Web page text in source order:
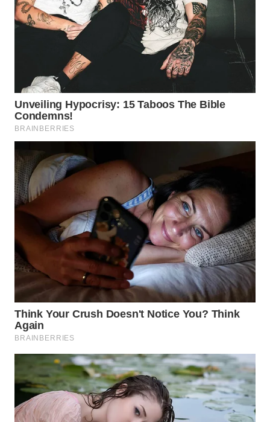
WN
CIANJUR
KEPULAUAN
SERIBU
WN
TANGERANG
WN
BINJAI
WN
CIREBON
WN
INDRAMAYU
WN
KUNINGAN
WN
MAJALENGKA
WN
SUBANG